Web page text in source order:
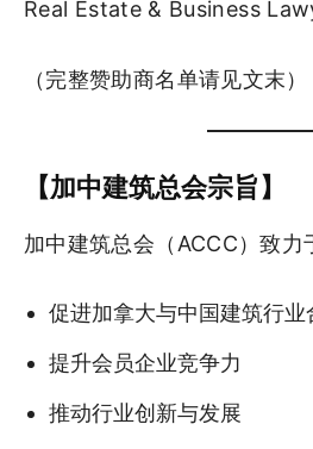
Real Estate & Business
（完整赞助商名单请见文末）
【加中建筑总会宗旨】
加中建筑总会（ACCC）致力
促进加拿大与中国建筑行业
提升会员企业竞争力
推动行业创新与发展